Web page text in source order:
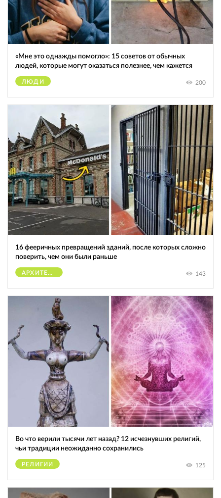
«Мне это однажды помогло»: 15 советов от обычных
людей, которые могут оказаться полезнее, чем кажется
ЛЮДИ 200
16 фееричных превращений зданий, после которых сложно
поверить, чем они были раньше
АРХИТЕКТУРА 143
Во что верили тысячи лет назад? 12 исчезнувших религий,
чьи традиции неожиданно сохранились
РЕЛИГИИ 125